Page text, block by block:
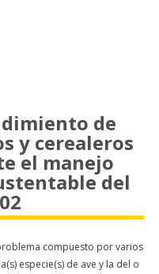
de
y cerealeros
el manejo
del
compuesto por varios
especie(s) de ave y la del o